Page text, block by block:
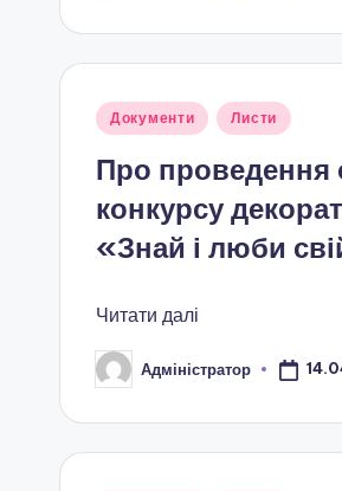
г
Опубліковано
Документи Листи
Про проведення
конкурсу
«Знай і люби
Читати далі
Опубліковано
Адміністратор